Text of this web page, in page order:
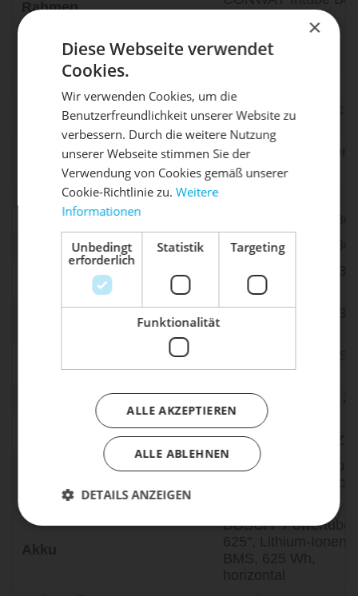
Rahmen
RST "Blaze MLO",
mm
Kurbelarme
MIRANDA "Classic
Gen. 4", 165 mm
Kettenblatt/Riemenscheibe
GATES "CDX", Gen.
46 Z
Innenlager
Bremse
Bremshebel
TEKTRO "HD-M280"
Bremsscheibe V.R.
TEKTRO "TR180-
180 mm
Bremsscheibe H.R.
speed
Zahnkranz/Riemenscheibe
GATES "CDX", 32 Z.
Kette / Riemen
GATES "CDX"
Zahnriemen, 128 Z.
BOSCH Mittelmotor
Akku
BOSCH "Powertube
625", Lithium-Ionen
BMS, 625 Wh,
horizontal
X
DIE SONNE LACHT, DEIN
RAD ERWACHT
Mach dein Bike frühlingsfit - gönn
ihm den Service, den es verdient!
Dein Bike braucht Service, Wartung
oder ein Update?
Buche dir jetzt deinen Termin.
×
Diese Webseite verwendet
Cookies.
Wir verwenden Cookies, um die
Benutzerfreundlichkeit unserer Website zu
verbessern. Durch die weitere Nutzung
unserer Webseite stimmen Sie der
Verwendung von Cookies gemäß unserer
Cookie-Richtlinie zu.Weitere
Informationen
Unbedingt
erforderlich
Statistik Targeting
Funktionalität
ALLE AKZEPTIEREN
ALLE ABLEHNEN
DETAILS ANZEIGEN